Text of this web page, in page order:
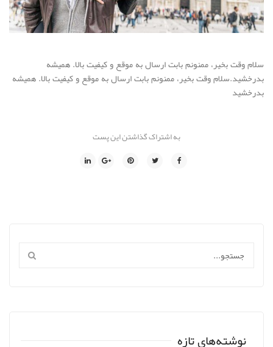
سلام وقت بخیر، ممنونم بابت ارسال به موقع و کیفیت بالا. همیشه
بدرخشید.سلام وقت بخیر، ممنونم بابت ارسال به موقع و کیفیت بالا. همیشه
بدرخشید
به اشتراک گذاشتن این پست
نوشته‌های تازه